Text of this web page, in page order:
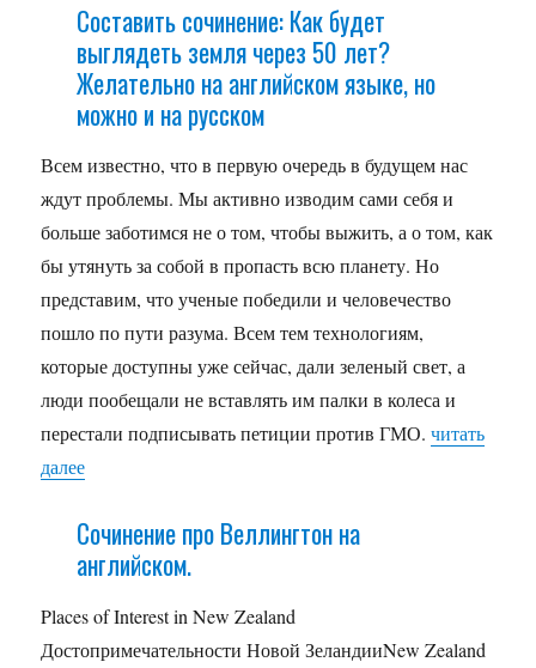
Составить сочинение: Как будет
выглядеть земля через 50 лет?
Желательно на английском языке, но
можно и на русском
Всем известно, что в первую очередь в будущем нас
ждут проблемы. Мы активно изводим сами себя и
больше заботимся не о том, чтобы выжить, а о том, как
бы утянуть за собой в пропасть всю планету. Но
представим, что ученые победили и человечество
пошло по пути разума. Всем тем технологиям,
которые доступны уже сейчас, дали зеленый свет, а
люди пообещали не вставлять им палки в колеса и
перестали подписывать петиции против ГМО.читать
далее
Сочинение про Веллингтон на
английском.
Places of Interest in New Zealand
Достопримечательности Новой ЗеландииNew Zealand